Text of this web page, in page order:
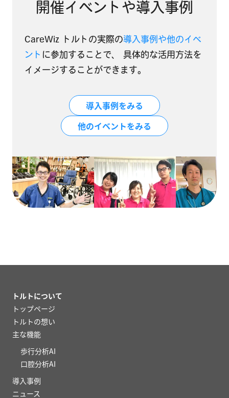
開催イベントや導入事例
CareWiz トルトの実際の導入事例や他のイベ
ント に参加することで、
具体的な活用方法を
イメージすることができます。
導入事例をみる
他のイベントをみる
トルトについて
トップページ
トルトの想い
主な機能
歩行分析AI
口腔分析AI
導入事例
ニュース